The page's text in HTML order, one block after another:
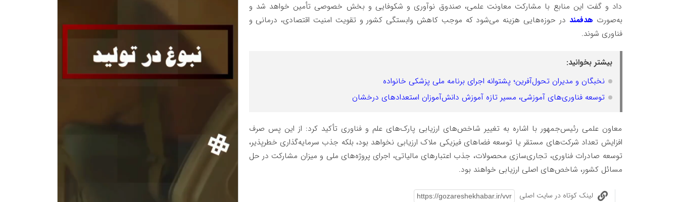
داد و گفت این منابع با مشارکت معاونت علمی، صندوق نوآوری و شکوفایی و بخش خصوصی تأمین خواهد شد و
به‌صورت هدفمند در حوزه‌هایی هزینه می‌شود که موجب کاهش وابستگی کشور و تقویت امنیت اقتصادی، درمانی و
فناوری شوند.
بیشتر بخوانید:
نخبگان و مدیران تحول‌آفرین؛ پشتوانه اجرای برنامه ملی پزشکی خانواده
توسعه فناوری‌های آموزشی، مسیر تازه آموزش دانش‌آموزان استعدادهای درخشان
معاون علمی رئیس‌جمهور با اشاره به تغییر شاخص‌های ارزیابی پارک‌های علم و فناوری تأکید کرد: از این پس صرف
افزایش تعداد شرکت‌های مستقر یا توسعه فضاهای فیزیکی ملاک ارزیابی نخواهد بود، بلکه جذب سرمایه‌گذاری خطرپذیر،
توسعه صادرات فناوری، تجاری‌سازی محصولات، جذب اعتبارهای مالیاتی، اجرای پروژه‌های ملی و میزان مشارکت در حل
مسائل کشور، شاخص‌های اصلی ارزیابی خواهند بود.
لینک کوتاه در سایت اصلی